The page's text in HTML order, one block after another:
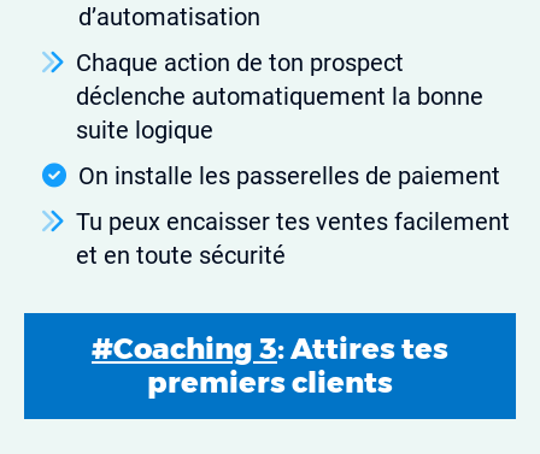
d’automatisation
Chaque action de ton prospect
déclenche automatiquement la bonne
suite logique
On installe les passerelles de paiement
Tu peux encaisser tes ventes facilement
et en toute sécurité
#Coaching 3: Attires tes
premiers clients